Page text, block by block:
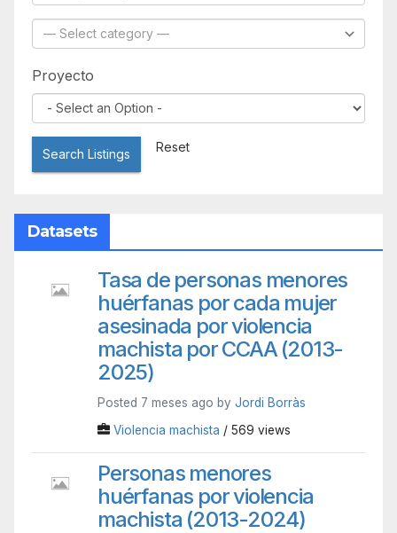
Proyecto
Search Listings Reset
Datasets
Tasa de personas menores
huérfanas por cada mujer
asesinada por violencia
machista por CCAA (2013-
2025)
Posted 7 meses ago by Jordi Borràs
Violencia machista / 569 views
Personas menores
huérfanas por violencia
machista (2013-2024)